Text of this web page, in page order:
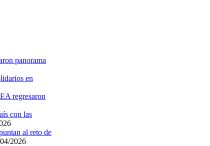
panorama
en
regresaron
con las
al reto de
2026